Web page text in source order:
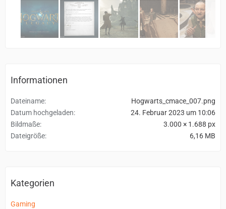
Informationen
Dateiname
Hogwarts_cmace_007.png
Datum hochgeladen
24. Februar 2023 um 10:06
Bildmaße
3.000 × 1.688 px
Dateigröße
6,16 MB
Kategorien
Gaming